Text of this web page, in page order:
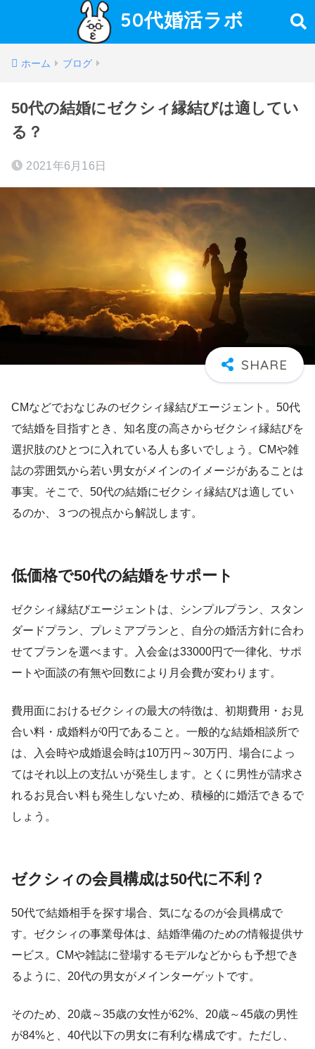
50代婚活ラボ
ホーム ブログ
50代の結婚にゼクシィ縁結びは適してい
る？
2021年6月16日
CMなどでおなじみのゼクシィ縁結びエージェント。50代
で結婚を目指すとき、知名度の高さからゼクシィ縁結びを
選択肢のひとつに入れている人も多いでしょう。CMや雑
誌の雰囲気から若い男女がメインのイメージがあることは
事実。そこで、50代の結婚にゼクシィ縁結びは適してい
るのか、３つの視点から解説します。
低価格で50代の結婚をサポート
ゼクシィ縁結びエージェントは、シンプルプラン、スタン
ダードプラン、プレミアプランと、自分の婚活方針に合わ
せてプランを選べます。入会金は33000円で一律化、サポ
ートや面談の有無や回数により月会費が変わります。
費用面におけるゼクシィの最大の特徴は、初期費用・お見
合い料・成婚料が0円であること。一般的な結婚相談所で
は、入会時や成婚退会時は10万円～30万円、場合によっ
てはそれ以上の支払いが発生します。とくに男性が請求さ
れるお見合い料も発生しないため、積極的に婚活できるで
しょう。
ゼクシィの会員構成は50代に不利？
50代で結婚相手を探す場合、気になるのが会員構成で
す。ゼクシィの事業母体は、結婚準備のための情報提供サ
ービス。CMや雑誌に登場するモデルなどからも予想でき
るように、20代の男女がメインターゲットです。
そのため、20歳～35歳の女性が62%、20歳～45歳の男性
が84%と、40代以下の男女に有利な構成です。ただし、